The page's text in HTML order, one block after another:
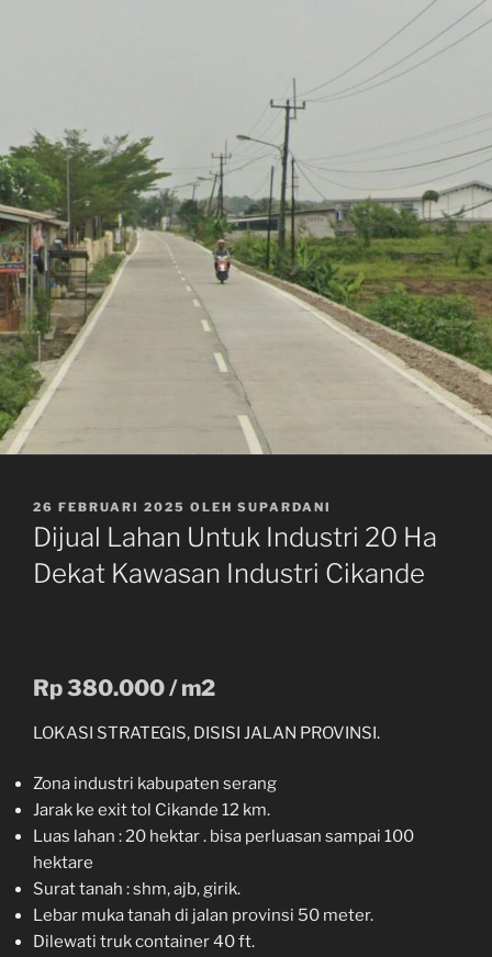
DIPOSKAN
PADA
26 FEBRUARI 2025 OLEH SUPARDANI
Dijual Lahan Untuk Industri 20 Ha
Dekat Kawasan Industri Cikande
Rp 380.000 / m2
LOKASI STRATEGIS, DISISI JALAN PROVINSI.
Zona industri kabupaten serang
Jarak ke exit tol Cikande 12 km.
Luas lahan : 20 hektar . bisa perluasan sampai 100
hektare
Surat tanah : shm, ajb, girik.
Lebar muka tanah di jalan provinsi 50 meter.
Dilewati truk container 40 ft.